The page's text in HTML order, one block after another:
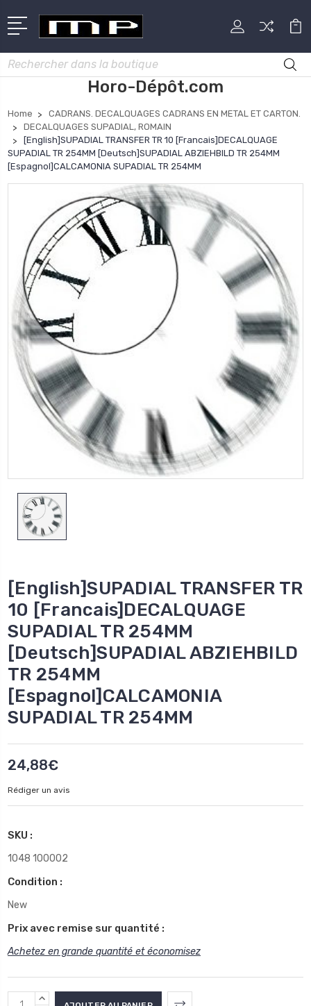
Rechercher
Horo-Dépôt.com
Home
CADRANS. DECALQUAGES CADRANS EN METAL ET CARTON.
DECALQUAGES SUPADIAL, ROMAIN
[English]SUPADIAL TRANSFER TR 10 [Francais]DECALQUAGE
SUPADIAL TR 254MM [Deutsch]SUPADIAL ABZIEHBILD TR 254MM
[Espagnol]CALCAMONIA SUPADIAL TR 254MM
[English]SUPADIAL TRANSFER TR
10 [Francais]DECALQUAGE
SUPADIAL TR 254MM
[Deutsch]SUPADIAL ABZIEHBILD
TR 254MM
[Espagnol]CALCAMONIA
SUPADIAL TR 254MM
24,88€
Rédiger un avis
SKU :
1048 100002
Condition :
New
Prix avec remise sur quantité :
Achetez en grande quantité et économisez
Stock
AUGMENTER